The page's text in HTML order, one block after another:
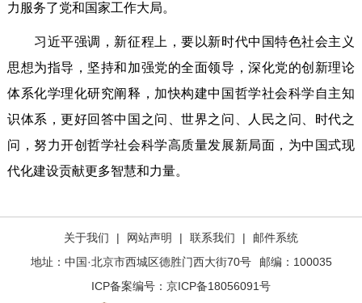
力服务了党和国家工作大局。
习近平强调，新征程上，要以新时代中国特色社会主义
思想为指导，坚持和加强党的全面领导，深化党的创新理论
体系化学理化研究阐释，加快构建中国哲学社会科学自主知
识体系，更好回答中国之问、世界之问、人民之问、时代之
问，努力开创哲学社会科学高质量发展新局面，为中国式现
代化建设贡献更多智慧和力量。
关于我们 | 网站声明 | 联系我们 |
邮件系统
地址：中国·北京市西城区德胜门西大街70号
邮编：100035
ICP备案编号： 京ICP备18056091号